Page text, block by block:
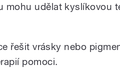
mohu udělat kyslíkovou
řešit vrásky nebo
pomoci.